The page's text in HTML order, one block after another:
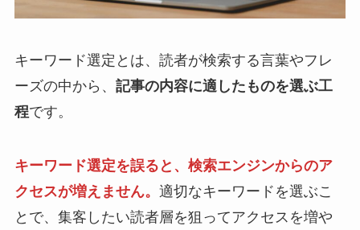
キーワード選定とは、読者が検索する言葉やフレ
ーズの中から、 記事の内容に適したものを選ぶ工
程です。
キーワード選定を誤ると、検索エンジンからのア
クセスが増えません。 適切なキーワードを選ぶこ
とで、集客したい読者層を狙ってアクセスを増や